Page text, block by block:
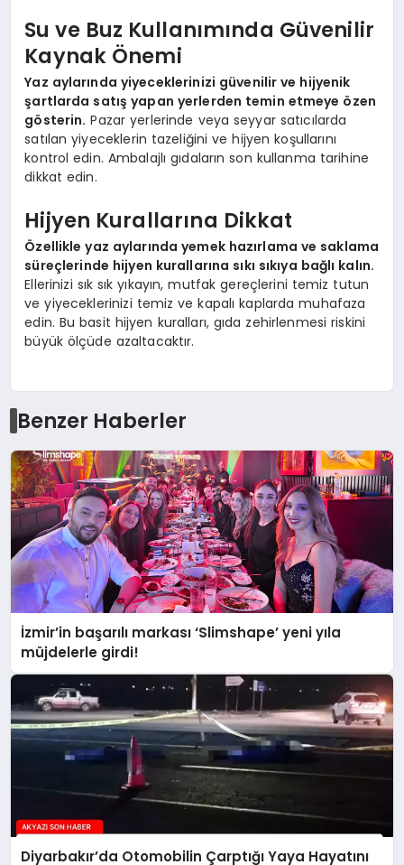
Su ve Buz Kullanımında Güvenilir
Kaynak Önemi
Yaz aylarında yiyeceklerinizi güvenilir ve hijyenik
şartlarda satış yapan yerlerden temin etmeye özen
gösterin. Pazar yerlerinde veya seyyar satıcılarda
satılan yiyeceklerin tazeliğini ve hijyen koşullarını
kontrol edin. Ambalajlı gıdaların son kullanma tarihine
dikkat edin.
Hijyen Kurallarına Dikkat
Özellikle yaz aylarında yemek hazırlama ve saklama
süreçlerinde hijyen kurallarına sıkı sıkıya bağlı kalın.
Ellerinizi sık sık yıkayın, mutfak gereçlerini temiz tutun
ve yiyeceklerinizi temiz ve kapalı kaplarda muhafaza
edin. Bu basit hijyen kuralları, gıda zehirlenmesi riskini
büyük ölçüde azaltacaktır.
Benzer Haberler
İzmir’in başarılı markası ‘Slimshape’ yeni yıla
müjdelerle girdi!
Diyarbakır’da Otomobilin Çarptığı Yaya Hayatını